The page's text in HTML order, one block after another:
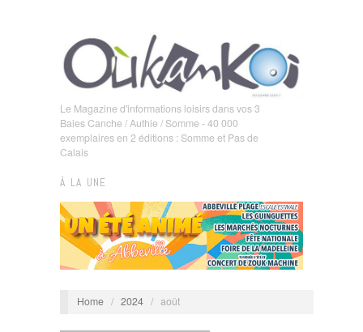
Le Magazine d'informations loisirs dans vos 3
Baies Canche / Authie / Somme - 40 000
exemplaires en 2 éditions : Somme et Pas de
Calais
À LA UNE
Home / 2024 / août